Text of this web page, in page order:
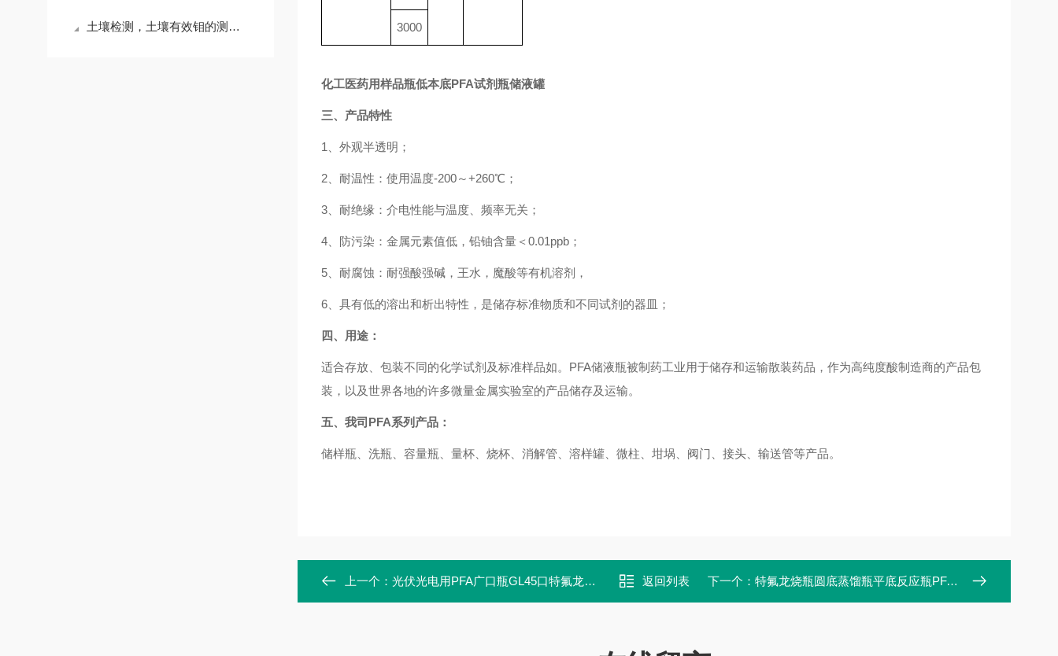
土壤检测，土壤有效钼的测定方法 3000
化工医药用样品瓶低本底PFA试剂瓶储液罐
三、产品特性
1、外观半透明；
2、耐温性：使用温度-200～+260℃；
3、耐绝缘：介电性能与温度、频率无关；
4、防污染：金属元素值低，铅铀含量＜0.01ppb；
5、耐腐蚀：耐强酸强碱，王水，魔酸等有机溶剂，
6、具有低的溶出和析出特性，是储存标准物质和不同试剂的器皿；
四、用途：
适合存放、包装不同的化学试剂及标准样品如。 PFA储液瓶被制药工业用于储存和运输散装药品，作为高纯度酸制造商的产品包
装，以及世界各地的许多微量金属实验室的产品储存及运输。
五、我司 PFA系列产品：
储样瓶、洗瓶、容量瓶、量杯、烧杯、消解管、溶样罐、微柱、坩埚、阀门、接头、输送管等产品。
上一个： 光伏光电用PFA广口瓶GL45口特氟龙样品瓶 返回列表 下一个： 特氟龙烧瓶圆底蒸馏瓶平底反应瓶PFA烧瓶